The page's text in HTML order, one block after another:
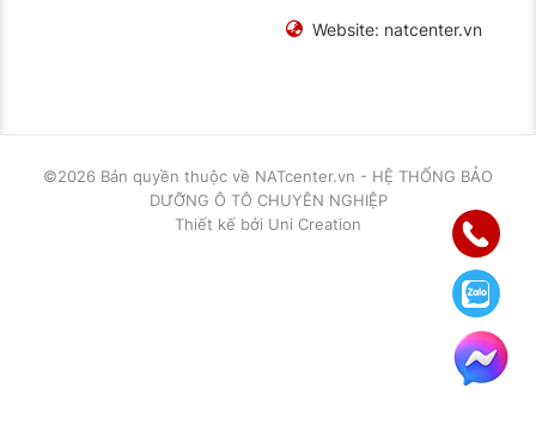
Website: natcenter.vn
©2026 Bản quyền thuộc về NATcenter.vn - HỆ THỐNG BẢO
DƯỠNG Ô TÔ CHUYÊN NGHIỆP
Thiết kế bởi Uni Creation